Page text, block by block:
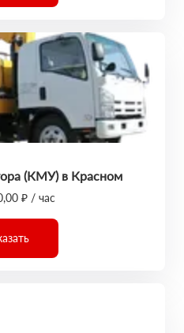
(КМУ) в Красном
₽ / час